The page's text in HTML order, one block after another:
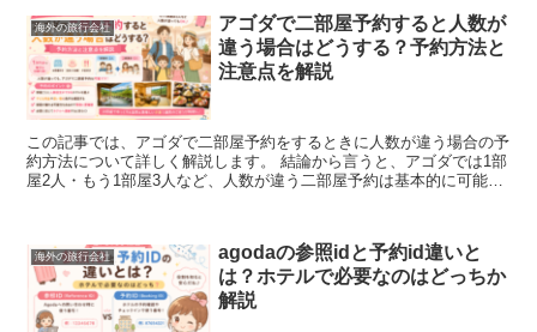
海外の旅行会社
アゴダで二部屋予約すると人数が
違う場合はどうする？予約方法と
注意点を解説
この記事では、アゴダで二部屋予約をするときに人数が違う場合の予
約方法について詳しく解説します。 結論から言うと、アゴダでは1部
屋2人・もう1部屋3人など、人数が違う二部屋予約は基本的に可能で
海外の旅行会社
agodaの参照idと予約id違いと
は？ホテルで必要なのはどっちか
解説